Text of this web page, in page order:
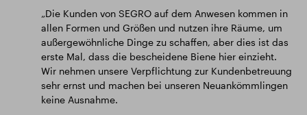
„Die Kunden von SEGRO auf dem Anwesen kommen in
allen Formen und Größen und nutzen ihre Räume, um
außergewöhnliche Dinge zu schaffen, aber dies ist das
erste Mal, dass die bescheidene Biene hier einzieht.
Wir nehmen unsere Verpflichtung zur Kundenbetreuung
sehr ernst und machen bei unseren Neuankömmlingen
keine Ausnahme.